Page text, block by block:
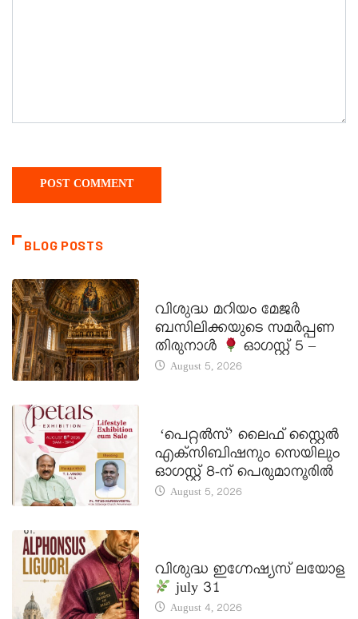
BLOG POSTS
വിശുദ്ധ മറിയം മേജർ
ബസിലിക്കയുടെ സമർപ്പണ
തിരുനാൾ
ഓഗസ്റ്റ് 5 –
August 5, 2026
‘പെറ്റൽസ്’ ലൈഫ് സ്റ്റൈൽ
എക്സിബിഷനും സെയിലും
ഓഗസ്റ്റ് 8-ന് പെരുമാനൂരിൽ
August 5, 2026
വിശുദ്ധ ഇഗ്നേഷ്യസ് ലയോള
july 31
August 4, 2026